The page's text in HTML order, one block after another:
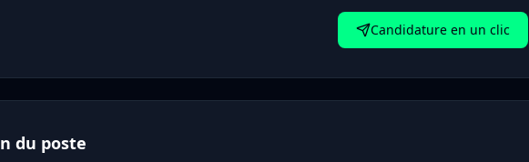
Candidature en un clic
du poste